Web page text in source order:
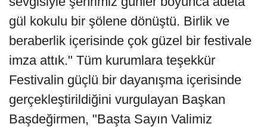
gül kokulu bir şölene dönüştü. Birlik ve
beraberlik içerisinde çok güzel bir festivale
imza attık." Tüm kurumlara teşekkür
Festivalin güçlü bir dayanışma içerisinde
gerçekleştirildiğini vurgulayan Başkan
Başdeğirmen, "Başta Sayın Valimiz